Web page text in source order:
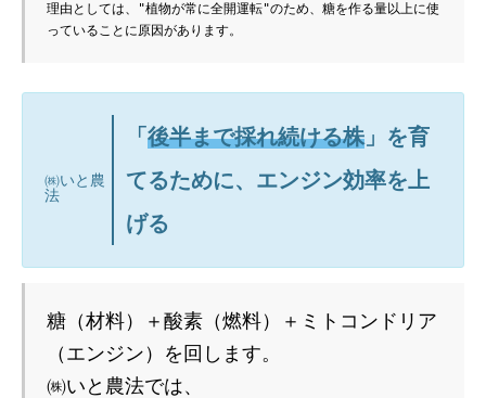
理由としては、"植物が常に全開運転"のため、糖を作る量以上に使
っていることに原因があります。
㈱いと農
法
「後半まで採れ続ける株 」を育
てるために、エンジン効率を上
げる
糖（材料）＋酸素（燃料）＋ミトコンドリア
（エンジン）を回します。
㈱いと農法では、